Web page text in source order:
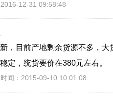
12-31 09:58:48
，目前产地剩余货源不多，
定，统货要价在380元左右。
时间：2015-09-10 10:01:08